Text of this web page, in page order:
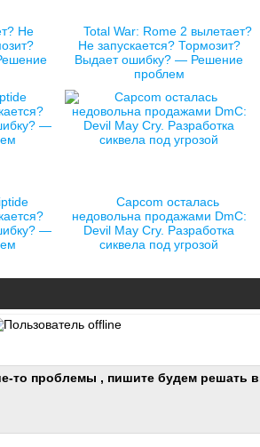
Не
Total War: Rome 2 вылетает?
Не запускается? Тормозит?
Выдает ошибку? — Решение
проблем
—
Capcom осталась
недовольна продажами DmC:
Devil May Cry. Разработка
сиквела под угрозой
то проблемы , пишите будем решать